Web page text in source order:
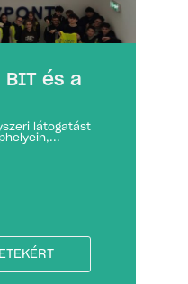
BIT és a
látogatást